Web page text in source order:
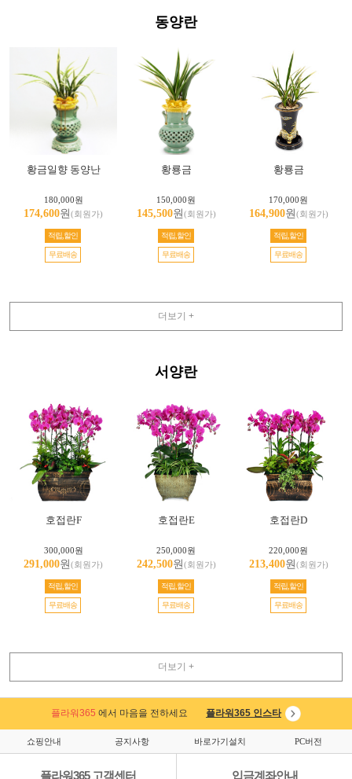
동양란
황금일향 동양난
180,000원
174,600원(회원가)
적립,할인
무료배송
황룡금
150,000원
145,500원(회원가)
적립,할인
무료배송
황룡금
170,000원
164,900원(회원가)
적립,할인
무료배송
더보기 +
서양란
호접란F
300,000원
291,000원(회원가)
적립,할인
무료배송
호접란E
250,000원
242,500원(회원가)
적립,할인
무료배송
호접란D
220,000원
213,400원(회원가)
적립,할인
무료배송
더보기 +
플라워365 에서 마음을 전하세요 플라워365 인스타
쇼핑안내 공지사항 바로가기설치 PC버전
플라워365 고객센터 입금계좌안내